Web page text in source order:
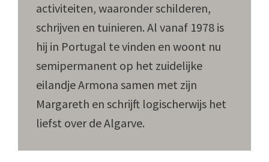
activiteiten, waaronder schilderen,
schrijven en tuinieren. Al vanaf 1978 is
hij in Portugal te vinden en woont nu
semipermanent op het zuidelijke
eilandje Armona samen met zijn
Margareth en schrijft logischerwijs het
liefst over de Algarve.